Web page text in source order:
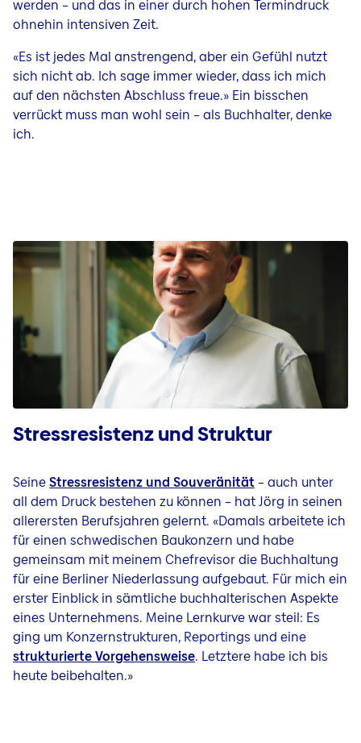
werden – und das in einer durch hohen Termindruck
ohnehin intensiven Zeit.
«Es ist jedes Mal anstrengend, aber ein Gefühl nutzt
sich nicht ab. Ich sage immer wieder, dass ich mich
auf den nächsten Abschluss freue.» Ein bisschen
verrückt muss man wohl sein – als Buchhalter, denke
ich.
Stressresistenz und Struktur
SeineStressresistenz und Souveränität– auch unter
all dem Druck bestehen zu können – hat Jörg in seinen
allerersten Berufsjahren gelernt. «Damals arbeitete ich
für einen schwedischen Baukonzern und habe
gemeinsam mit meinem Chefrevisor die Buchhaltung
für eine Berliner Niederlassung aufgebaut. Für mich ein
erster Einblick in sämtliche buchhalterischen Aspekte
eines Unternehmens. Meine Lernkurve war steil: Es
ging um Konzernstrukturen, Reportings und eine
strukturierte Vorgehensweise. Letztere habe ich bis
heute beibehalten.»